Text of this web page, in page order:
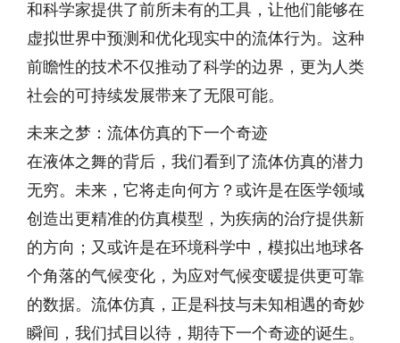
和科学家提供了前所未有的工具，让他们能够在
虚拟世界中预测和优化现实中的流体行为。这种
前瞻性的技术不仅推动了科学的边界，更为人类
社会的可持续发展带来了无限可能。
未来之梦：流体仿真的下一个奇迹
在液体之舞的背后，我们看到了流体仿真的潜力
无穷。未来，它将走向何方？或许是在医学领域
创造出更精准的仿真模型，为疾病的治疗提供新
的方向；又或许是在环境科学中，模拟出地球各
个角落的气候变化，为应对气候变暖提供更可靠
的数据。流体仿真，正是科技与未知相遇的奇妙
瞬间，我们拭目以待，期待下一个奇迹的诞生。